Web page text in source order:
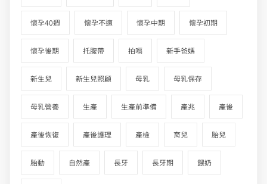
懷孕40週 懷孕不適 懷孕中期 懷孕初期
懷孕後期 托腹帶 拍嗝 新手爸媽
新生兒 新生兒照顧 母乳 母乳保存
母乳營養 生產 生產前準備 產兆 產後
產後恢復 產後護理 產檢 育兒 胎兒
胎動 自然產 長牙 長牙期 餵奶